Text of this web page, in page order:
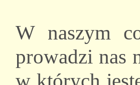
W naszym
prowadzi nas